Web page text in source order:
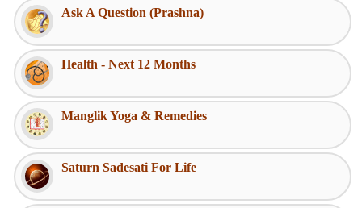
Ask A Question (Prashna)
Health - Next 12 Months
Manglik Yoga & Remedies
Saturn Sadesati For Life